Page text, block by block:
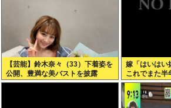
【芸能】鈴木奈々（33）下着姿を
公開、豊満な美バストを披露
嫁「はいはい
これでまた半
黙のこれツラ